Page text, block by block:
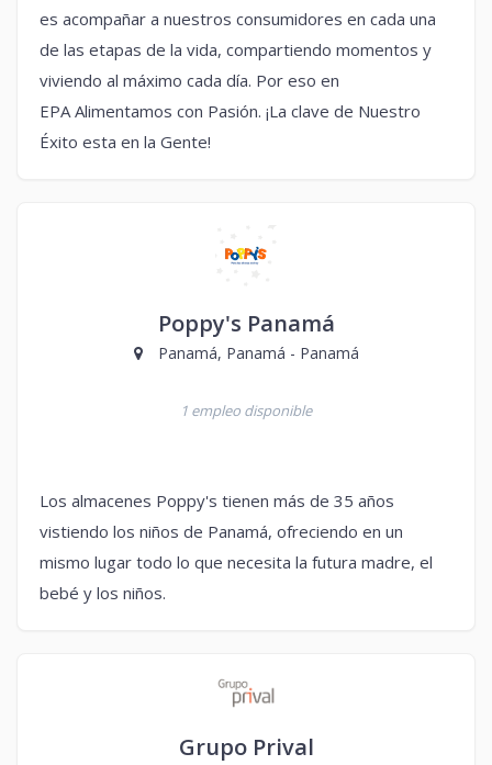
es acompañar a nuestros consumidores en cada una
de las etapas de la vida, compartiendo momentos y
viviendo al máximo cada día. Por eso en
EPA Alimentamos con Pasión. ¡La clave de Nuestro
Éxito esta en la Gente!
Poppy's Panamá
Panamá, Panamá - Panamá
1 empleo disponible
Los almacenes Poppy's tienen más de 35 años
vistiendo los niños de Panamá, ofreciendo en un
mismo lugar todo lo que necesita la futura madre, el
bebé y los niños.
Grupo Prival